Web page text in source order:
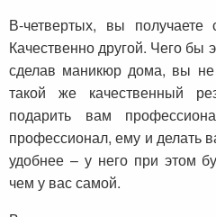
В-четвертых, вы получаете
Качественно другой. Чего бы
сделав маникюр дома, вы не
такой же качественный
подарить вам
профессионал, ему и делать
удобнее – у него при этом
чем у вас самой.